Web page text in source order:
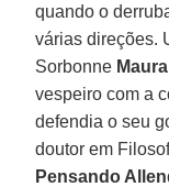
quando o
várias direções.
Sorbonne
vespeiro com a
defendia o seu
doutor em
Pensando